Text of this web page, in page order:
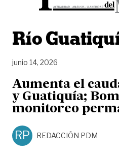
Río
junio 14, 2026
Aumenta el
y Guatiquía;
monitoreo
RP REDACCIÓN PDM